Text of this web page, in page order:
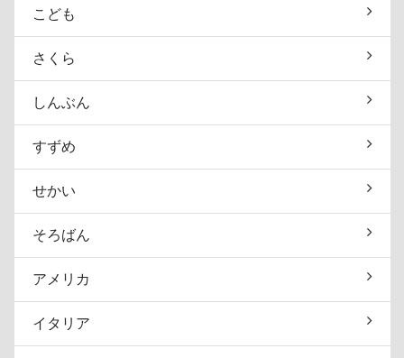
こども
さくら
しんぶん
すずめ
せかい
そろばん
アメリカ
イタリア